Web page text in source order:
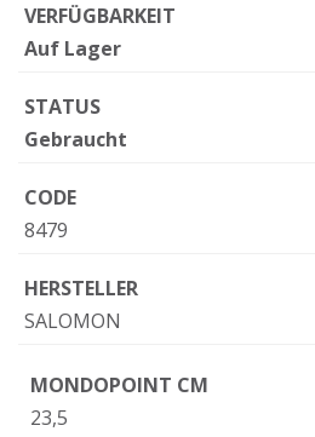
VERFÜGBARKEIT
Auf Lager
STATUS
Gebraucht
CODE
8479
HERSTELLER
SALOMON
MONDOPOINT CM
23,5